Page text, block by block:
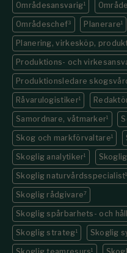
Områdesansvarig1
Områdeschef3 Planerare1
Planering, virkesköp,
Produktions- och
Produktionsledare
Råvarulogistiker1
Samordnare, våtmarker1
Skog och markförvaltare1
Skoglig analytiker1
Skoglig naturvårdsspecialist1
Skoglig rådgivare7
Skoglig spårbarhets- och
Skoglig strateg1 Skoglig
1